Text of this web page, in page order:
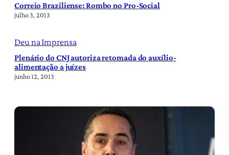
Correio Braziliense: Rombo no Pro-Social
julho 3, 2013
Deu na Imprensa
Plenário do CNJ autoriza retomada do auxílio-
alimentação a juízes
junho 12, 2013